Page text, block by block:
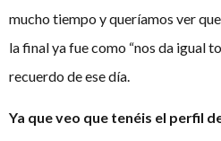
mucho tiempo y queríamos ver
la final ya fue como “nos da igual
recuerdo de ese día.
Ya que veo que tenéis el perfil